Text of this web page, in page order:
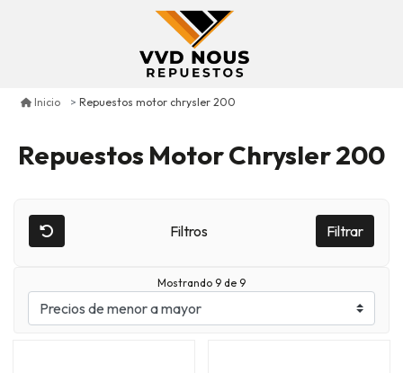
Inicio Repuestos motor chrysler 200
Repuestos Motor Chrysler 200
Filtros Filtrar
Mostrando 9 de 9